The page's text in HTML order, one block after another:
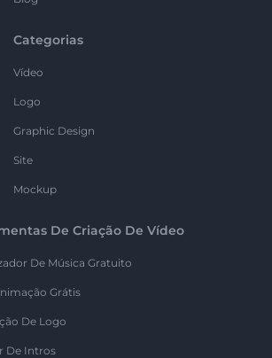
Categorias
Vídeo
Logo
Graphic Design
Site
Mockup
De Criação De Vídeo
De Música Gratuito
Grátis
De Logo
De Intros